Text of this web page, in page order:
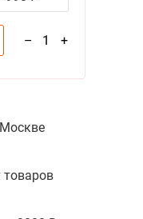
– 1 +